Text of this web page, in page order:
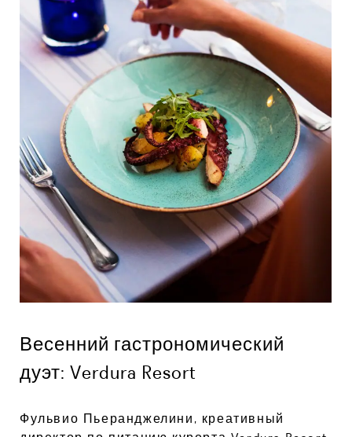
Весенний гастрономический
дуэт: Verdura Resort
Фульвио Пьеранджелини, креативный